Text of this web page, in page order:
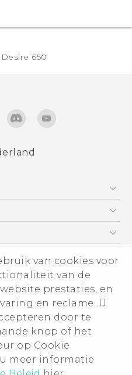
van cookies voor
van de
prestaties, en
en reclame. U
door te
knop of het
op Cookie
meer informatie
Desire 650‎
zur Sicherheit und
start guide
manual
regulatory guide